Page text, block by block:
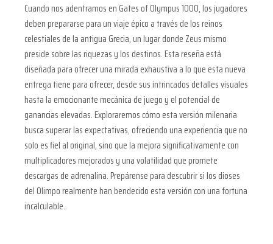
Cuando nos adentramos en Gates of Olympus 1000, los jugadores
deben prepararse para un viaje épico a través de los reinos
celestiales de la antigua Grecia, un lugar donde Zeus mismo
preside sobre las riquezas y los destinos. Esta reseña está
diseñada para ofrecer una mirada exhaustiva a lo que esta nueva
entrega tiene para ofrecer, desde sus intrincados detalles visuales
hasta la emocionante mecánica de juego y el potencial de
ganancias elevadas. Exploraremos cómo esta versión milenaria
busca superar las expectativas, ofreciendo una experiencia que no
solo es fiel al original, sino que la mejora significativamente con
multiplicadores mejorados y una volatilidad que promete
descargas de adrenalina. Prepárense para descubrir si los dioses
del Olimpo realmente han bendecido esta versión con una fortuna
incalculable.